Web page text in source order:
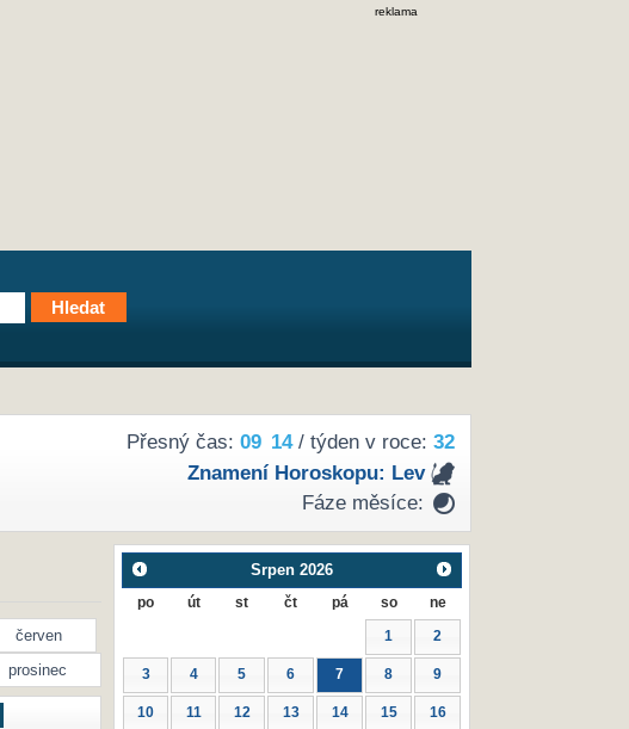
reklama
Přesný čas: 09 14/ týden v roce: 32
Znamení Horoskopu: Lev
Fáze měsíce:
červen
prosinec
Srpen 2026
po út st čt pá so ne
1 2
3 4 5 6 7 8 9
10 11 12 13 14 15 16